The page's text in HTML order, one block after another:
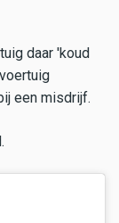
daar 'koud
een misdrijf.